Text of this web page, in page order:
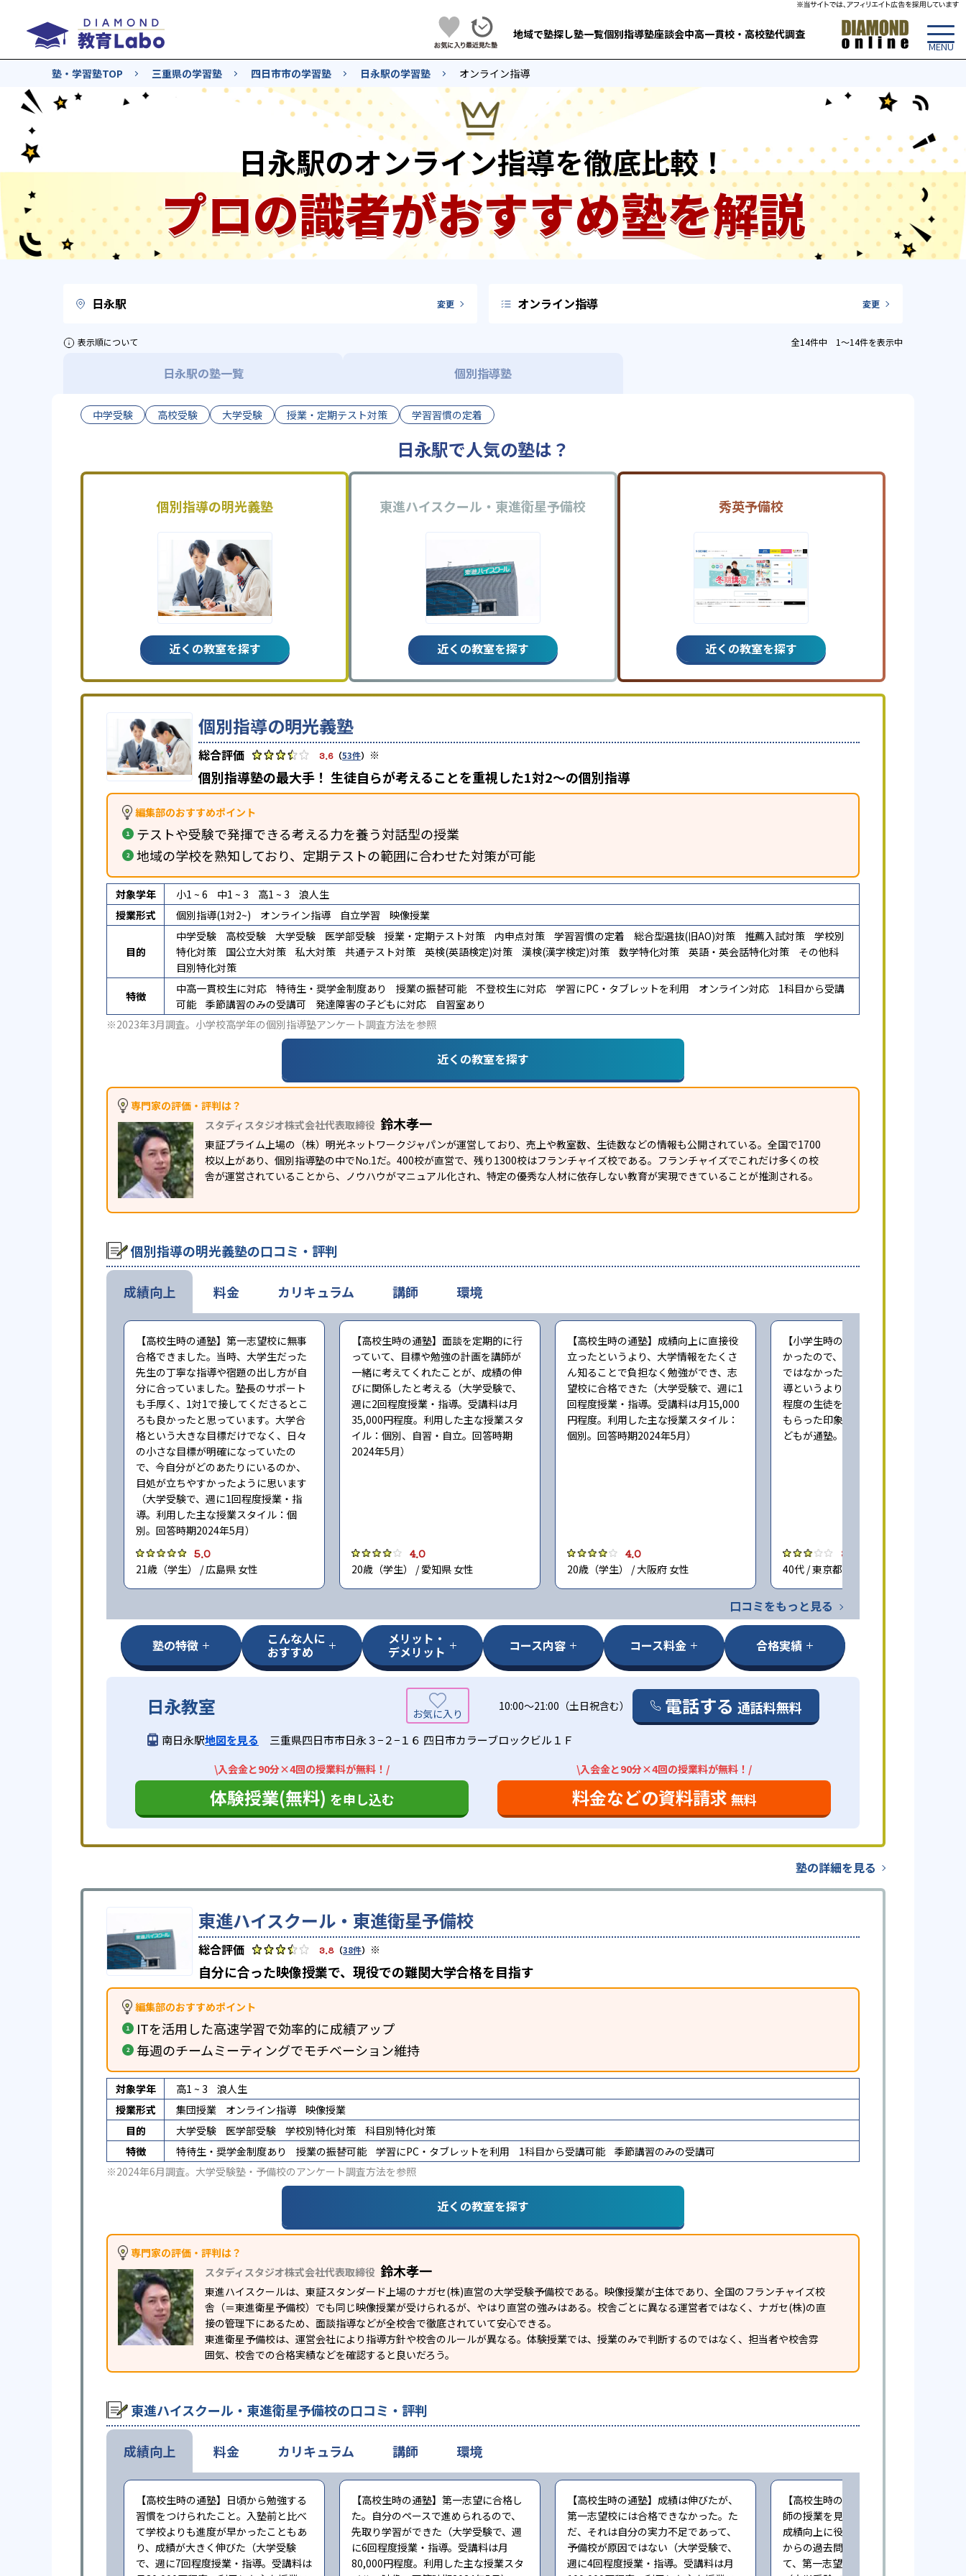
地域で塾探し塾一覧個別指導塾座談会中高一貫校・高校塾代調査
塾・学習塾TOP 三重県の学習塾 四日市市の学習塾 日永駅の学習塾 オンライン指導
日永駅のオンライン指導を徹底比較！
プロの識者がおすすめ塾を解説
日永駅 変更 オンライン指導 変更
表示順について 全14件中 1〜14件を表示中
日永駅の塾一覧 個別指導塾
中学受験 高校受験 大学受験 授業・定期テスト対策 学習習慣の定着
日永駅で人気の塾は？
個別指導の明光義塾
近くの教室を探す
東進ハイスクール・東進衛星予備校
近くの教室を探す
秀英予備校
近くの教室を探す
個別指導の明光義塾
3.6 （53件） ※
個別指導塾の最大手！ 生徒自らが考えることを重視した1対2〜の個別指導
編集部のおすすめポイント
テストや受験で発揮できる考える力を養う対話型の授業
地域の学校を熟知しており、定期テストの範囲に合わせた対策が可能
対象学年 小1 ~ 6 中1 ~ 3 高1 ~ 3
浪人生
授業形式
個別指導(1対2~) オンライン指導 自立学習 映像授業
目的
中学受験 高校受験 大学受験 医学部受験 授業・定期テスト対策 内申点対策 学習習慣の定着 総合型選抜(旧AO)対策 推薦入試対策
学校別
特化対策
国公立大対策 私大対策 共通テスト対策 英検(英語検定)対策 漢検(漢字検定)対策 数学特化対策 英語・英会話特化対策
その他科
目別特化対策
特徴
中高一貫校生に対応 特待生・奨学金制度あり 授業の振替可能 不登校生に対応 学習にPC・タブレットを利用 オンライン対応
1科目から受講
可能
季節講習のみの受講可 発達障害の子どもに対応
自習室あり
※2023年3月調査。 小学校高学年の個別指導塾アンケート調査方法を参照
近くの教室を探す
専門家の評価・評判は？
スタディスタジオ株式会社代表取締役 鈴木孝一
東証プライム上場の（株）明光ネットワークジャパンが運営しており、売上や教室数、生徒数などの情報も公開されている。全国で1700
校以上があり、個別指導塾の中でNo.1だ。400校が直営で、残り1300校はフランチャイズ校である。フランチャイズでこれだけ多くの校
舎が運営されていることから、ノウハウがマニュアル化され、特定の優秀な人材に依存しない教育が実現できていることが推測される。
個別指導の明光義塾の口コミ・評判
成績向上
【高校生時の通塾】第一志望校に無事
合格できました。当時、大学生だった
先生の丁寧な指導や宿題の出し方が自
分に合っていました。塾長のサポート
も手厚く、1対1で接してくださるとこ
ろも良かったと思っています。大学合
格という大きな目標だけでなく、日々
の小さな目標が明確になっていたの
で、今自分がどのあたりにいるのか、
目処が立ちやすかったように思います
（大学受験で、週に1回程度授業・指
導。利用した主な授業スタイル：個
別。回答時期2024年5月）
5.0
21歳（学生） / 広島県 女性
【高校生時の通塾】面談を定期的に行
っていて、目標や勉強の計画を講師が
一緒に考えてくれたことが、成績の伸
びに関係したと考える（大学受験で、
週に2回程度授業・指導。受講料は月
35,000円程度。利用した主な授業スタ
イル：個別、自習・自立。回答時期
2024年5月）
4.0
20歳（学生） / 愛知県 女性
【高校生時の通塾】成績向上に直接役
立ったというより、大学情報をたくさ
ん知ることで負担なく勉強ができ、志
望校に合格できた（大学受験で、週に1
回程度授業・指導。受講料は月15,000
円程度。利用した主な授業スタイル：
個別。回答時期2024年5月）
4.0
20歳（学生） / 大阪府 女性
【小学生時の通塾】本人にやる気が無
かったので、成績向上するという感じ
ではなかった。また指導自体も個人指
導というより、一人の先生が一度に3人
程度の生徒をみており、きちんとみて
もらった印象ではない（小学6年時に子
どもが通塾。回答時期:2023年3月）
3.0
40代 / 東京都 女性
口コミをもっと見る
料金 カリキュラム 講師 環境
塾の特徴 こんな人に
おすすめ
メリット・
デメリット コース内容 コース料金 合格実績
日永教室 10:00〜21:00（土日祝含む） 電話する 通話料無料
南日永駅地図を見る 三重県四日市市日永３−２−１６ 四日市カラーブロックビル１Ｆ
\入会金と90分×4回の授業料が無料！/
体験授業(無料) を申し込む
\入会金と90分×4回の授業料が無料！/
料金などの資料請求 無料
塾の詳細を見る
東進ハイスクール・東進衛星予備校
3.8 （38件） ※
自分に合った映像授業で、現役での難関大学合格を目指す
編集部のおすすめポイント
ITを活用した高速学習で効率的に成績アップ
毎週のチームミーティングでモチベーション維持
対象学年 高1 ~ 3
浪人生
授業形式
集団授業 オンライン指導
映像授業
目的
大学受験 医学部受験 学校別特化対策
科目別特化対策
特徴
特待生・奨学金制度あり 授業の振替可能 学習にPC・タブレットを利用 1科目から受講可能
季節講習のみの受講可
※2024年6月調査。 大学受験塾・予備校のアンケート調査方法を参照
近くの教室を探す
専門家の評価・評判は？
スタディスタジオ株式会社代表取締役 鈴木孝一
東進ハイスクールは、東証スタンダード上場のナガセ(株)直営の大学受験予備校である。映像授業が主体であり、全国のフランチャイズ校
舎（＝東進衛星予備校）でも同じ映像授業が受けられるが、やはり直営の強みはある。校舎ごとに異なる運営者ではなく、ナガセ(株)の直
接の管理下にあるため、面談指導などが全校舎で徹底されていて安心できる。
東進衛星予備校は、運営会社により指導方針や校舎のルールが異なる。体験授業では、授業のみで判断するのではなく、担当者や校舎雰
囲気、校舎での合格実績などを確認すると良いだろう。
東進ハイスクール・東進衛星予備校の口コミ・評判
成績向上
【高校生時の通塾】日頃から勉強する
習慣をつけられたこと。入塾前と比べ
て学校よりも進度が早かったこともあ
り、成績が大きく伸びた（大学受験
で、週に7回程度授業・指導。受講料は
【高校生時の通塾】第一志望に合格し
た。自分のペースで進められるので、
先取り学習ができた（大学受験で、週
に6回程度授業・指導。受講料は月
80,000円程度。利用した主な授業スタ
【高校生時の通塾】成績は伸びたが、
第一志望校には合格できなかった。た
だ、それは自分の実力不足であって、
予備校が原因ではない（大学受験で、
週に4回程度授業・指導。受講料は月
【高校生時の通塾】映像授業で一流講
師の授業を見続けることができた点は
成績向上に役立った。また、早い時期
からの過去問演習による指導も相まっ
て、第一志望に合格することができた
料金 カリキュラム 講師 環境